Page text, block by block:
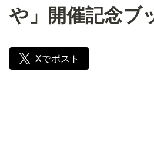
や」開催記念ブ
Xでポスト